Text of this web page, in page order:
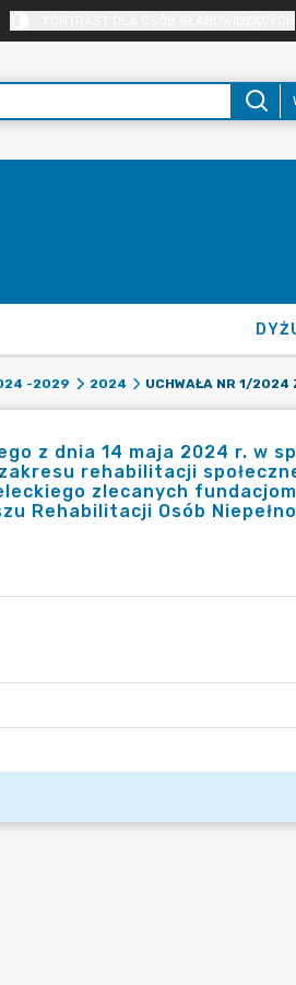
-2029 2024
z dnia 14 maja 2024 r. w
rehabilitacji
zlecanych
Rehabilitacji Osób